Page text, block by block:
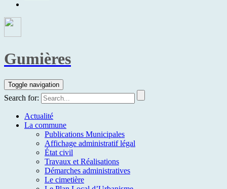
Gumières
Toggle navigation
Search for:
Actualité
La commune
Publications Municipales
Affichage administratif légal
État civil
Travaux et Réalisations
Démarches administratives
Le cimetière